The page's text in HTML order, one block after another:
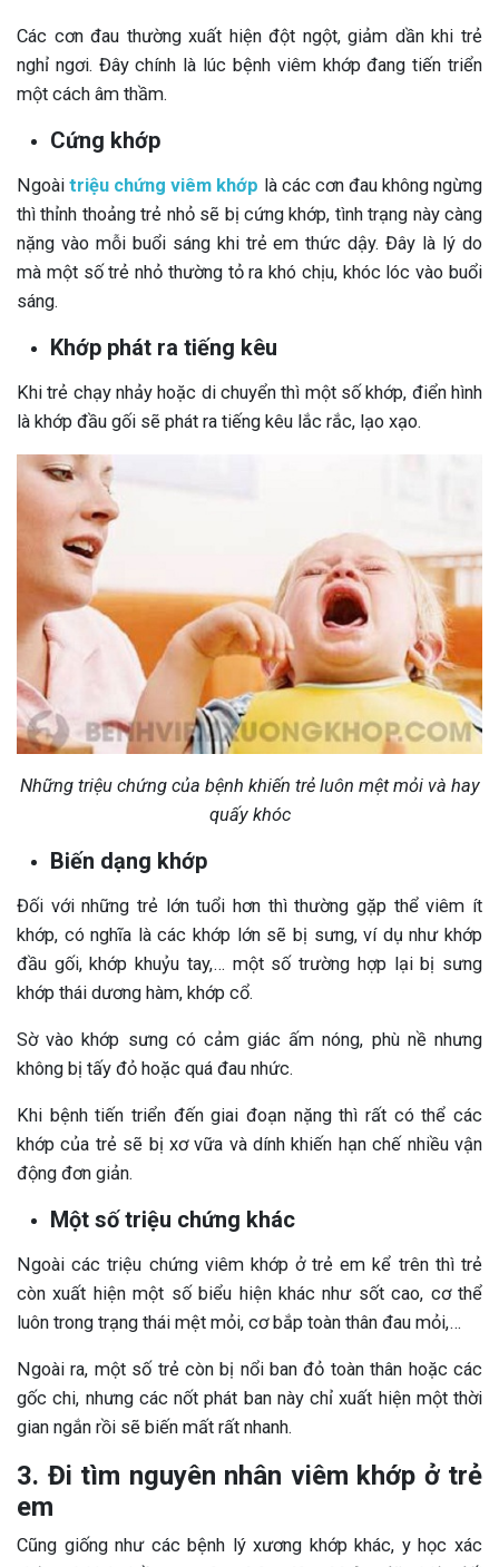
Các cơn đau thường xuất hiện đột ngột, giảm dần khi trẻ
nghỉ ngơi. Đây chính là lúc bệnh viêm khớp đang tiến triển
một cách âm thầm.
Cứng khớp
Ngoàitriệu chứng viêm khớp là các cơn đau không ngừng
thì thỉnh thoảng trẻ nhỏ sẽ bị cứng khớp, tình trạng này càng
nặng vào mỗi buổi sáng khi trẻ em thức dậy. Đây là lý do
mà một số trẻ nhỏ thường tỏ ra khó chịu, khóc lóc vào buổi
sáng.
Khớp phát ra tiếng kêu
Khi trẻ chạy nhảy hoặc di chuyển thì một số khớp, điển hình
là khớp đầu gối sẽ phát ra tiếng kêu lắc rắc, lạo xạo.
Những triệu chứng của bệnh khiến trẻ luôn mệt mỏi và hay
quấy khóc
Biến dạng khớp
Đối với những trẻ lớn tuổi hơn thì thường gặp thể viêm ít
khớp, có nghĩa là các khớp lớn sẽ bị sưng, ví dụ như khớp
đầu gối, khớp khuỷu tay,… một số trường hợp lại bị sưng
khớp thái dương hàm, khớp cổ.
Sờ vào khớp sưng có cảm giác ấm nóng, phù nề nhưng
không bị tấy đỏ hoặc quá đau nhức.
Khi bệnh tiến triển đến giai đoạn nặng thì rất có thể các
khớp của trẻ sẽ bị xơ vữa và dính khiến hạn chế nhiều vận
động đơn giản.
Một số triệu chứng khác
Ngoài các triệu chứng viêm khớp ở trẻ em kể trên thì trẻ
còn xuất hiện một số biểu hiện khác như sốt cao, cơ thể
luôn trong trạng thái mệt mỏi, cơ bắp toàn thân đau mỏi,…
Ngoài ra, một số trẻ còn bị nổi ban đỏ toàn thân hoặc các
gốc chi, nhưng các nốt phát ban này chỉ xuất hiện một thời
gian ngắn rồi sẽ biến mất rất nhanh.
3. Đi tìm nguyên nhân viêm khớp ở trẻ
em
Cũng giống như các bệnh lý xương khớp khác, y học xác